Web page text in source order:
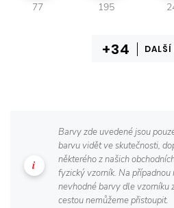
77 195
DALŠÍ
Barvy zde uvedené jsou
barvu vidět ve skutečnosti,
některého z našich
fyzický vzorník. Na
nevhodné barvy dle vzorníku
cestou nemůžeme přistoupit.